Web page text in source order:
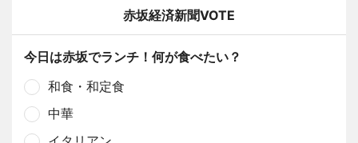
赤坂経済新聞VOTE
今日は赤坂でランチ！何が食べたい？
和食・和定食
中華